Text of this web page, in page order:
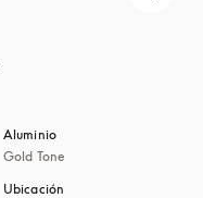
Aluminio
Gold Tone
Ubicación